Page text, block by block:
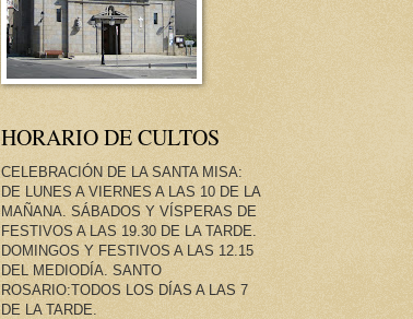
HORARIO DE CULTOS
CELEBRACIÓN DE LA SANTA MISA:
DE LUNES A VIERNES A LAS 10 DE LA
MAÑANA. SÁBADOS Y VÍSPERAS DE
FESTIVOS A LAS 19.30 DE LA TARDE.
DOMINGOS Y FESTIVOS A LAS 12.15
DEL MEDIODÍA. SANTO
ROSARIO:TODOS LOS DÍAS A LAS 7
DE LA TARDE.